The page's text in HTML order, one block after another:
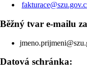
Běžný tvar e-mailu
Datová schránka: